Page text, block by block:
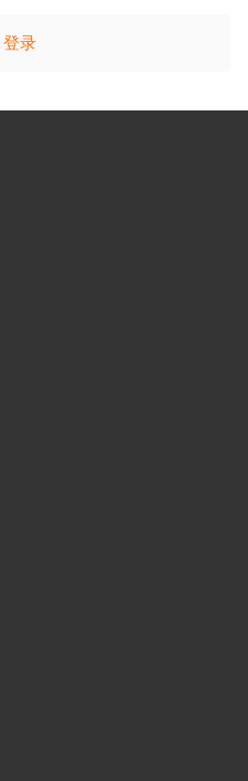
登录